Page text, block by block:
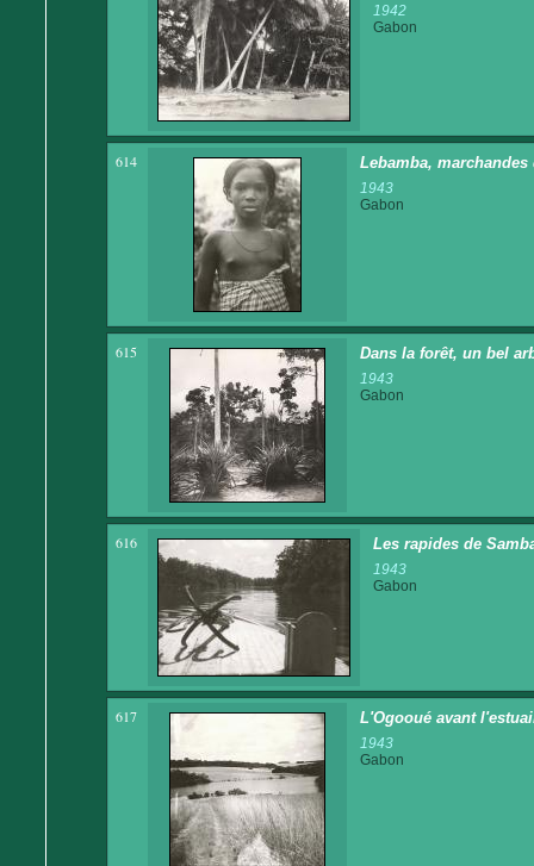
1942
Gabon
614 Lebamba,
1943
Gabon
615 Dans la forêt, un bel
1943
Gabon
616 Les rapides de
1943
Gabon
617 L'Ogooué avant
1943
Gabon